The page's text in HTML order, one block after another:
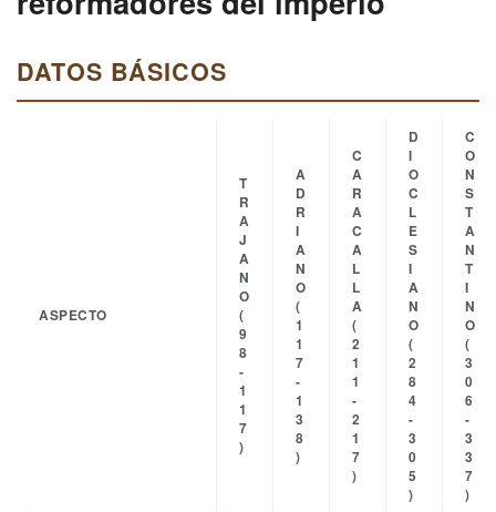
DATOS BÁSICOS
ASPECTO
T
R
A
J
A
N
O
(
9
8
-
1
1
7
)
A
D
R
I
A
N
O
(
1
1
7
-
1
3
8
)
C
A
R
A
C
A
L
L
A
(
2
1
1
-
2
1
7
)
D
I
O
C
L
E
S
I
A
N
O
(
2
8
4
-
3
0
5
)
C
O
N
S
T
A
N
T
I
N
O
(
3
0
6
-
3
3
7
)